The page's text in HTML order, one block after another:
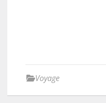
Voyage